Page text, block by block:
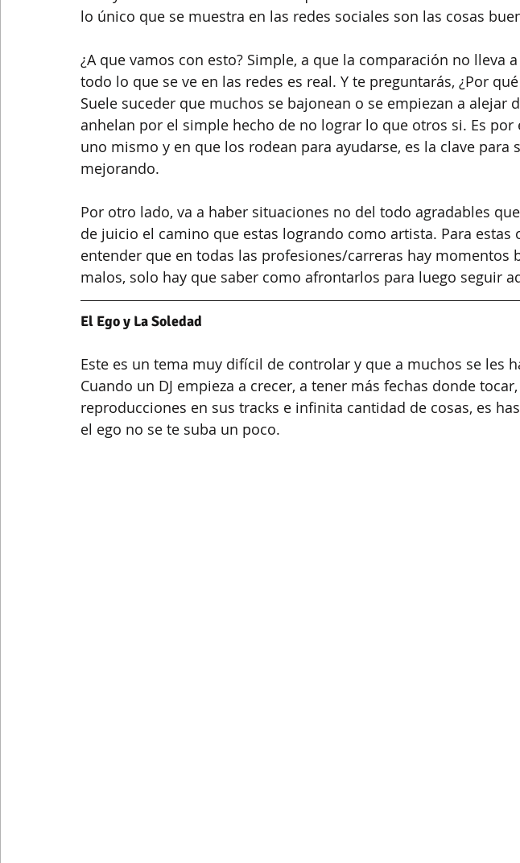
lo único que se muestra en las redes sociales son las cosas
¿A que vamos con esto? Simple, a que la comparación no lleva
todo lo que se ve en las redes es real. Y te preguntarás, ¿Por
Suele suceder que muchos se bajonean o se empiezan a alejar
anhelan por el simple hecho de no lograr lo que otros si. Es por
uno mismo y en que los rodean para ayudarse, es la clave para
mejorando.
Por otro lado, va a haber situaciones no del todo agradables
de juicio el camino que estas logrando como artista. Para estas
entender que en todas las profesiones/carreras hay momentos
malos, solo hay que saber como afrontarlos para luego seguir
El Ego y La Soledad
Este es un tema muy difícil de controlar y que a muchos se les
Cuando un DJ empieza a crecer, a tener más fechas donde
reproducciones en sus tracks e infinita cantidad de cosas, es
el ego no se te suba un poco.